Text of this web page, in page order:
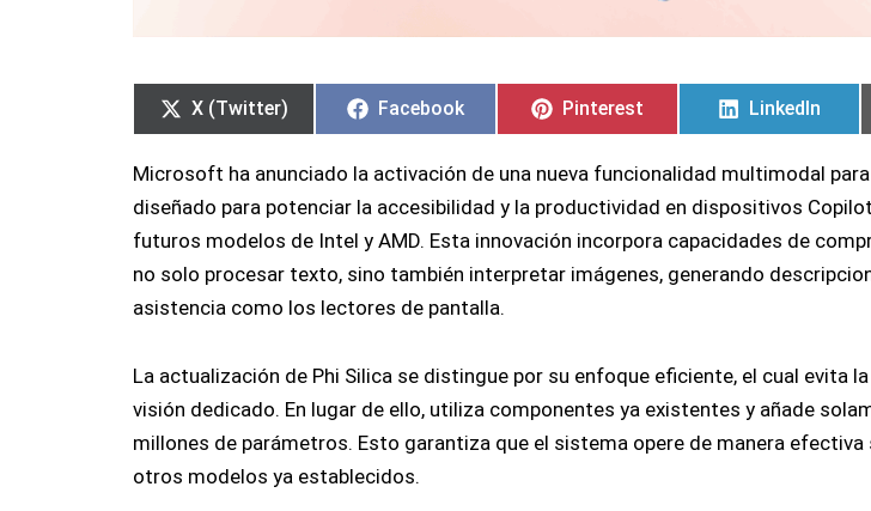
en
X (Twitter)
en
Facebook
en
Pinterest
en
LinkedIn
Microsoft ha anunciado la activación de una nueva funcionalidad multimodal
diseñado para potenciar la accesibilidad y la productividad en dispositivos
futuros modelos de Intel y AMD. Esta innovación incorpora capacidades de
no solo procesar texto, sino también interpretar imágenes, generando
asistencia como los lectores de pantalla.
La actualización de Phi Silica se distingue por su enfoque eficiente, el cual evita
visión dedicado. En lugar de ello, utiliza componentes ya existentes y añade
millones de parámetros. Esto garantiza que el sistema opere de manera
otros modelos ya establecidos.
en
en
en
en